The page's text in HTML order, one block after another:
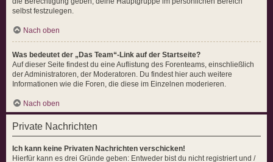
selbst festzulegen.
Nach oben
Was bedeutet der „Das Team“-Link auf der Startseite?
Auf dieser Seite findest du eine Auflistung des Forenteams, einschließlich
der Administratoren, der Moderatoren. Du findest hier auch weitere
Informationen wie die Foren, die diese im Einzelnen moderieren.
Nach oben
Private Nachrichten
Ich kann keine Privaten Nachrichten verschicken!
Hierfür kann es drei Gründe geben: Entweder bist du nicht registriert und /